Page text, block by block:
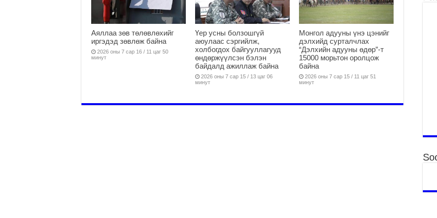
Аяллаа зөв төлөвлөхийг
иргэдэд зөвлөж байна
2026 оны 7 сар 16 / 11 цаг 50
минут
Үер усны болзошгүй
аюулаас сэргийлж,
холбогдох байгууллагууд
өндөржүүлсэн бэлэн
байдалд ажиллаж байна
2026 оны 7 сар 15 / 13 цаг 06
минут
Монгол адууны үнэ цэнийг
дэлхийд сурталчлах
“Дэлхийн адууны өдөр”-т
15000 морьтон оролцож
байна
2026 оны 7 сар 15 / 11 цаг 51
минут